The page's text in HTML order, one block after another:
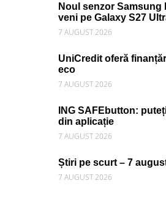
Noul senzor Samsung
veni pe Galaxy S27
7 AUGUST 2026
UniCredit oferă
eco
7 AUGUST 2026
ING SAFEbutton:
din aplicație
7 AUGUST 2026
Știri pe scurt – 7
7 AUGUST 2026